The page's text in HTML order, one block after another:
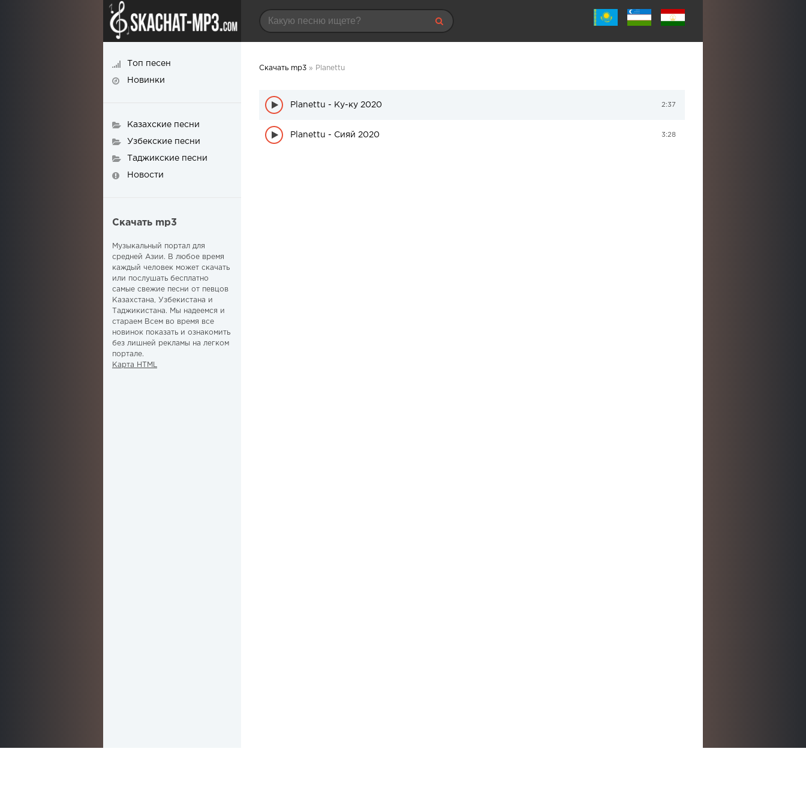
Скачать mp3 » Planettu
Planettu - Ку-ку 2020 2:37
Planettu - Сияй 2020 3:28
Топ песен
Новинки
Казахские песни
Узбекские песни
Таджикские песни
Новости
Скачать mp3
Музыкальный портал для
средней Азии. В любое время
каждый человек может скачать
или послушать бесплатно
самые свежие песни от певцов
Казахстана, Узбекистана и
Таджикистана. Мы надеемся и
стараем Всем во время все
новинок показать и ознакомить
без лишней рекламы на легком
портале.
Карта HTML